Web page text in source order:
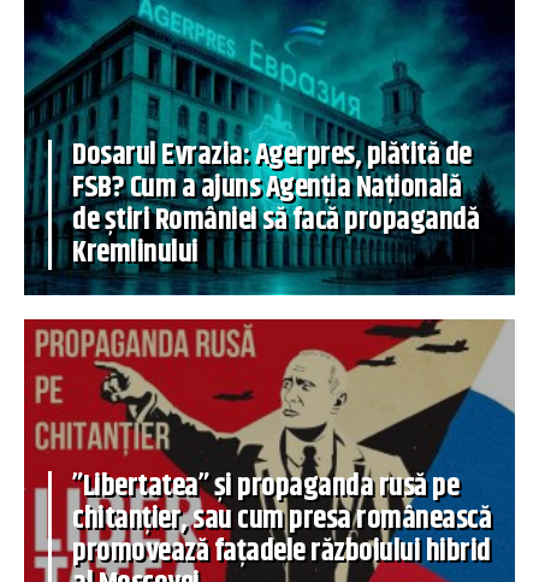
Dosarul Evrazia: Agerpres, plătită de
FSB? Cum a ajuns Agenția Națională
de știri României să facă propagandă
Kremlinului
”Libertatea” și propaganda rusă pe
chitanțier, sau cum presa românească
promovează fațadele războiului hibrid